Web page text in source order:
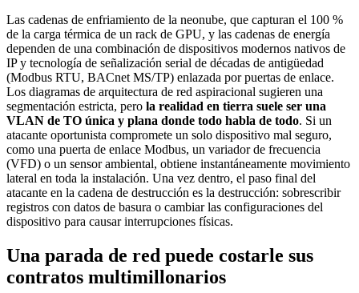
Las cadenas de enfriamiento de la neonube, que capturan el 100 %
de la carga térmica de un rack de GPU, y las cadenas de energía
dependen de una combinación de dispositivos modernos nativos de
IP y tecnología de señalización serial de décadas de antigüedad
(Modbus RTU, BACnet MS/TP) enlazada por puertas de enlace.
Los diagramas de arquitectura de red aspiracional sugieren una
segmentación estricta, pero la realidad en tierra suele ser una
VLAN de TO única y plana donde todo habla de todo. Si un
atacante oportunista compromete un solo dispositivo mal seguro,
como una puerta de enlace Modbus, un variador de frecuencia
(VFD) o un sensor ambiental, obtiene instantáneamente movimiento
lateral en toda la instalación. Una vez dentro, el paso final del
atacante en la cadena de destrucción es la destrucción: sobrescribir
registros con datos de basura o cambiar las configuraciones del
dispositivo para causar interrupciones físicas.
Una parada de red puede costarle sus
contratos multimillonarios